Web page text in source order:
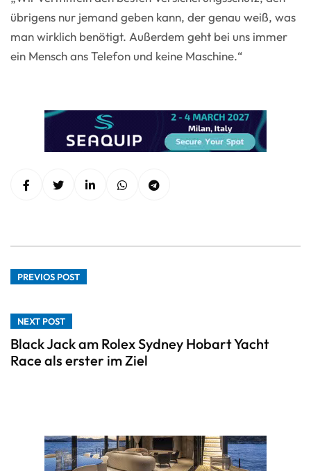
übrigens nur jemand geben kann, der genau weiß, was
man wirklich benötigt. Außerdem geht bei uns immer
ein Mensch ans Telefon und keine Maschine.“
PREVIOS POST
NEXT POST
Black Jack am Rolex Sydney Hobart Yacht
Race als erster im Ziel